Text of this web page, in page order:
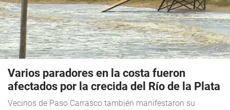
Varios paradores en la costa fueron
afectados por la crecida del Río de la Plata
Vecinos de Paso Carrasco también manifestaron su